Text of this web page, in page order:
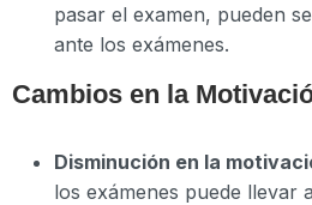
pasar el examen, pueden
ante los exámenes.
Cambios en la
Disminución en la
los exámenes puede llevar